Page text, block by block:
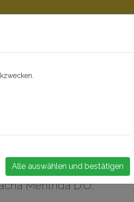
24 von 363
Mentrida D.O.
Alle auswählen und bestätigen